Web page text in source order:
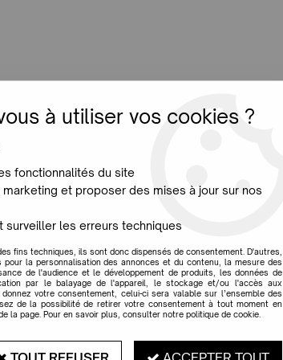
JARDIN MAISON PROMO NEW
Première
à utiliser vos cookies ?
fonctionnalités du site
et proposer des mises à jour sur nos
surveiller les erreurs techniques
fins techniques, ils sont donc dispensés de consentement. D'autres,
la personnalisation des annonces et du contenu, la mesure des
de l'audience et le développement de produits, les données de
par le balayage de l'appareil, le stockage et/ou l'accès aux
votre consentement, celui-ci sera valable sur l’ensemble des
de la possibilité de retirer votre consentement à tout moment en
la page. Pour en savoir plus, consulter notre politique de cookie.